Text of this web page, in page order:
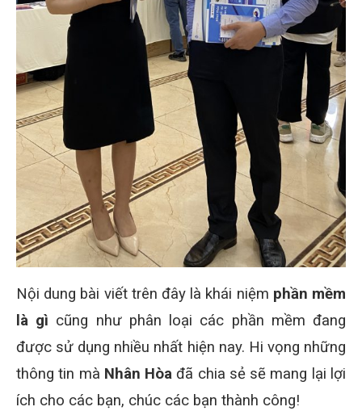
Nội dung bài viết trên đây là khái niệm phần mềm
là gì cũng như phân loại các phần mềm đang
được sử dụng nhiều nhất hiện nay. Hi vọng những
thông tin mà Nhân Hòa đã chia sẻ sẽ mang lại lợi
ích cho các bạn, chúc các bạn thành công!